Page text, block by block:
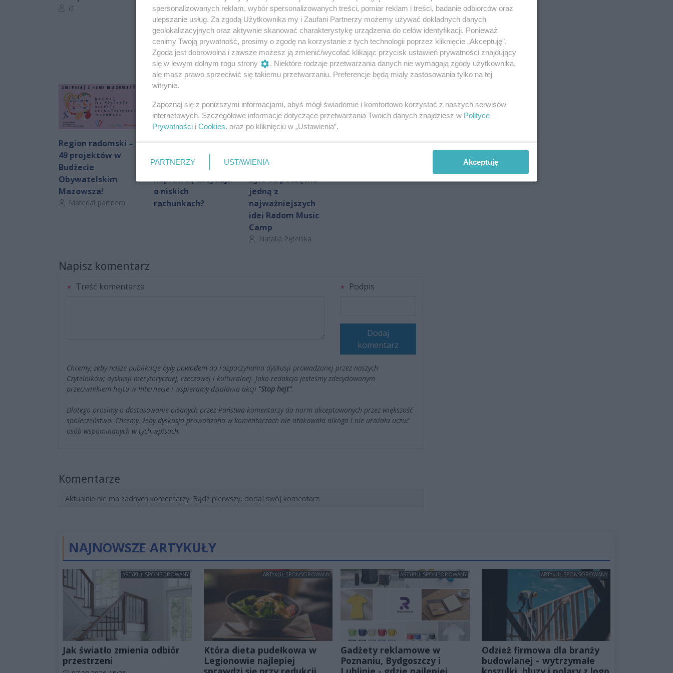
Autor artykułu:
ct
sztucznej
inteligencji
Autor artykułu:
RED/KD
Bąkiewicz
oczyszczony z
zarzutów. Polityk
komentuje decyzję
prokuratury
Autor artykułu:
Patryk Chruślak
Region radomski –
49 projektów w
Budżecie
Obywatelskim
Mazowsza!
Autor artykułu:
Materiał partnera
fotowoltaika. Co
naprawdę decyduje
o niskich
rachunkach?
młodych artystów
było od początku
jedną z
najważniejszych
idei Radom Music
Camp
Autor artykułu:
Natalia Pętelska
Napisz komentarz
Treść komentarza Podpis
Dodaj
komentarz
Chcemy, żeby nasze publikacje były powodem do rozpoczynania dyskusji prowadzonej przez naszych
Czytelników; dyskusji merytorycznej, rzeczowej i kulturalnej. Jako redakcja jesteśmy zdecydowanym
przeciwnikiem hejtu w Internecie i wspieramy działania akcji "Stop hejt".
Dlatego prosimy o dostosowanie pisanych przez Państwa komentarzy do norm akceptowanych przez większość
społeczeństwa. Chcemy, żeby dyskusja prowadzona w komentarzach nie atakowała nikogo i nie urażała uczuć
osób wspominanych w tych wpisach.
Komentarze
Aktualnie nie ma żadnych komentarzy. Bądź pierwszy, dodaj swój komentarz.
NAJNOWSZE ARTYKUŁY
ARTYKUŁ SPONSOROWANY
Jak światło zmienia odbiór
przestrzeni
ARTYKUŁ SPONSOROWANY
Która dieta pudełkowa w
Legionowie najlepiej
ARTYKUŁ SPONSOROWANY
Gadżety reklamowe w
Poznaniu, Bydgoszczy i
ARTYKUŁ SPONSOROWANY
Odzież firmowa dla branży
budowlanej – wytrzymałe
spersonalizowanych reklam, wybór spersonalizowanych treści, pomiar reklam i treści, badanie odbiorców oraz
ulepszanie usług. Za zgodą Użytkownika my i Zaufani Partnerzy możemy używać dokładnych danych
geolokalizacyjnych oraz aktywnie skanować charakterystykę urządzenia do celów identyfikacji. Ponieważ
cenimy Twoją prywatność, prosimy o zgodę na korzystanie z tych technologii poprzez kliknięcie „Akceptuję”.
Zgoda jest dobrowolna i zawsze możesz ją zmienić/wycofać klikając przycisk ustawień prywatności znajdujący
się w lewym dolnym rogu strony
. Niektóre rodzaje przetwarzania danych nie wymagają zgody użytkownika,
ale masz prawo sprzeciwić się takiemu przetwarzaniu. Preferencje będą miały zastosowania tylko na tej
witrynie.
Zapoznaj się z poniższymi informacjami, abyś mógł świadomie i komfortowo korzystać z naszych serwisów
internetowych. Szczegółowe informacje dotyczące przetwarzania Twoich danych znajdziesz w Polityce
Prywatności i Cookies. oraz po kliknięciu w „Ustawienia”.
PARTNERZY USTAWIENIA Akceptuję